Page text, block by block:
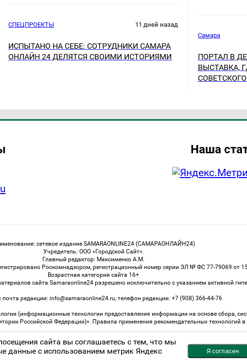
СПЕЦПРОЕКТЫ 11 дней назад
ИСПЫТАНО НА СЕБЕ: СОТРУДНИКИ САМАРА
ОНЛАЙН 24 ДЕЛЯТСЯ СВОИМИ ИСТОРИЯМИ
Самара
ПОРТАЛ В
ВЫСТАВКА,
Наша
сетевое издание SAMARAONLINE24 (САМАРАОНЛАЙН24)
Учредитель: ООО «Городской Сайт».
Главный редактор: Максименко А.М.
Роскомнадзором, регистрационный номер серии ЭЛ № ФС 77-79069 от
Возрастная категория сайта 16+
сайта Samaraonline24 разрешено исключительно с указанием активной
почта редакции: info@samaraonline24.ru, телефон редакции: +7 (908) 366-44-76
(информационные технологии предоставления информации на основе сбора,
Российской Федерации)». Правила применения рекомендательных технологий
Возрастная категория сайта 16+
сайта вы соглашаетесь с тем, что мы
данные с использованием метрик Яндекс
Я согласен